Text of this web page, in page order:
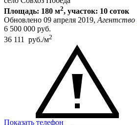
Площадь: 180 м2, участок: 10 соток
Обновлено 09 апреля 2019, Агентство
6 500 000 руб.
36 111 руб./м2
Показать телефон